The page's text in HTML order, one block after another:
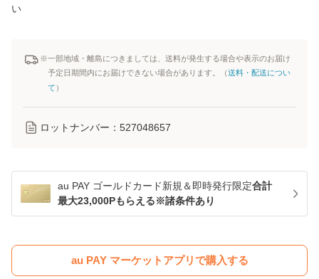
い
※一部地域・離島につきましては、送料が発生する場合や表示のお届け
予定日期間内にお届けできない場合があります。（送料・配送につい
て ）
ロットナンバー： 527048657
au PAY ゴールドカード新規＆即時発行限定合計
最大23,000Pもらえる※諸条件あり
au PAY マーケットアプリで購入する